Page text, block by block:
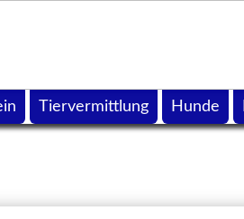
Tiervermittlung Hunde